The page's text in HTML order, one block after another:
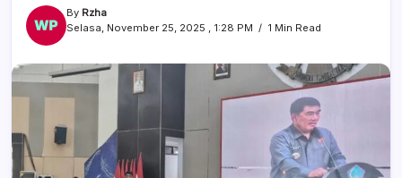
By Rzha
Selasa, November 25, 2025 , 1:28 PM
1 Min Read